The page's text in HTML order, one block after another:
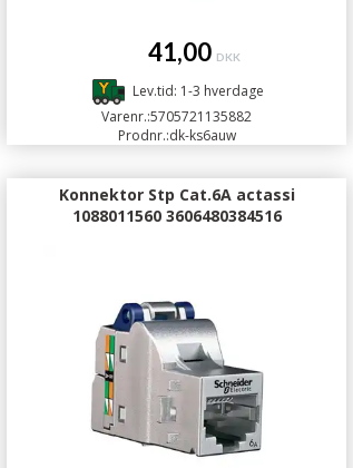
41,00 DKK
Lev.tid: 1-3 hverdage
Varenr.:5705721135882
Prodnr.:dk-ks6auw
Konnektor Stp Cat.6A actassi
1088011560 3606480384516